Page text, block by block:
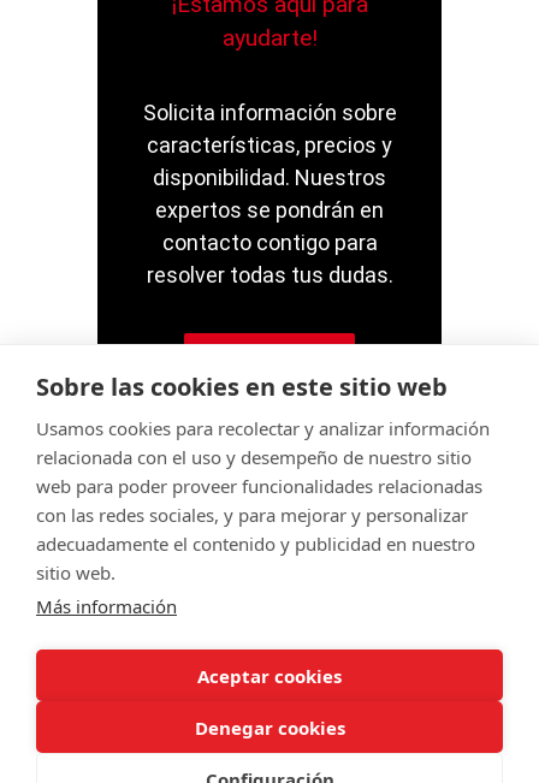
ayudarte!
Solicita información sobre
características, precios y
disponibilidad. Nuestros
expertos se pondrán en
contacto contigo para
resolver todas tus dudas.
© Servitec S.A.
Todos los derechos reservados
Made byCRONUTS.DIGITAL
Política de cookiesPolítica de calidad
Sobre las cookies en este sitio web
Usamos cookies para recolectar y analizar información
relacionada con el uso y desempeño de nuestro sitio
web para poder proveer funcionalidades relacionadas
con las redes sociales, y para mejorar y personalizar
adecuadamente el contenido y publicidad en nuestro
sitio web.
Más información
Aceptar cookies
Denegar cookies